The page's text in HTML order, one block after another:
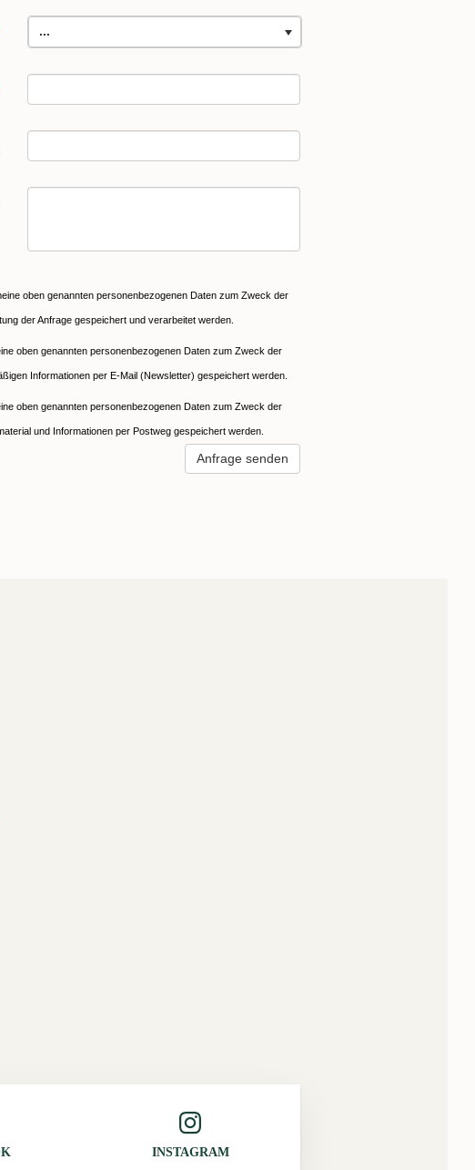
...
oben genannten personenbezogenen Daten zum Zweck der
der Anfrage gespeichert und verarbeitet werden.
oben genannten personenbezogenen Daten zum Zweck der
Informationen per E-Mail (Newsletter) gespeichert werden.
oben genannten personenbezogenen Daten zum Zweck der
und Informationen per Postweg gespeichert werden.
Anfrage senden
INSTAGRAM